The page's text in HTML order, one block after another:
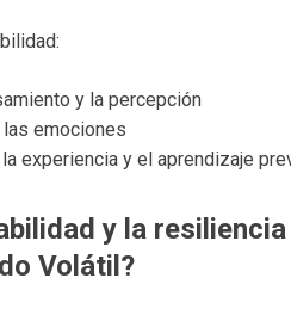
y la percepción
emociones
experiencia y el aprendizaje
y la
Volátil?